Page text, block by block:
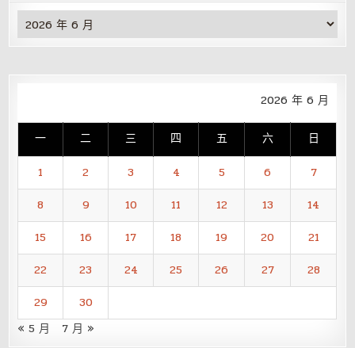
彙
整
2026 年 6 月
一 二 三 四 五 六 日
1 2 3 4 5 6
7
8
9 10 11 12 13
14
15
16 17 18 19 20
21
22
23 24 25 26 27
28
29
30
« 5 月
7 月 »